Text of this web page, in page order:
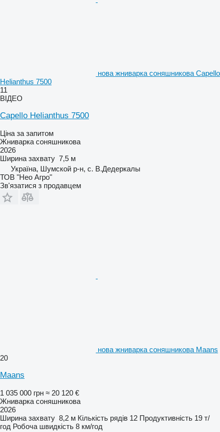
нова жниварка соняшникова Capello
Helianthus 7500
11
ВІДЕО
Capello Helianthus 7500
Ціна за запитом
Жниварка соняшникова
2026
Ширина захвату 7,5 м
Україна, Шумской р-н, с. В.Дедеркалы
ТОВ "Нео Агро"
Зв'язатися з продавцем
нова жниварка соняшникова Maans
20
Maans
1 035 000 грн ≈ 20 120 €
Жниварка соняшникова
2026
Ширина захвату 8,2 м Кількість рядів 12 Продуктивність 19 т/
год Робоча швидкість 8 км/год